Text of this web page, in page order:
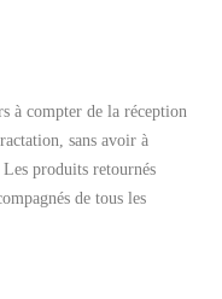
à compter de la réception
sans avoir à
produits retournés
de tous les